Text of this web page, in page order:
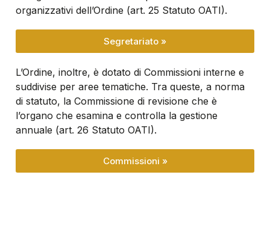
organizzativi dell’Ordine (art. 25 Statuto OATI).
Segretariato »
L’Ordine, inoltre, è dotato di Commissioni interne e
suddivise per aree tematiche. Tra queste, a norma
di statuto, la Commissione di revisione che è
l’organo che esamina e controlla la gestione
annuale (art. 26 Statuto OATI).
Commissioni »